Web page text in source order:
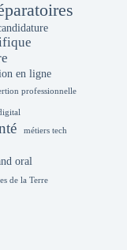
en ligne
professionnelle
métiers tech
oral
de la Terre